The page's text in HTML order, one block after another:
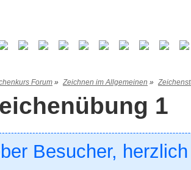
Forum » Zeichnen im Allgemeinen »
1
Besucher,